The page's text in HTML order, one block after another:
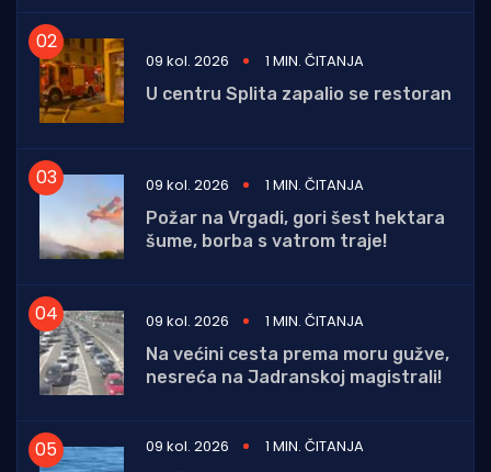
09 kol. 2026
1 MIN. ČITANJA
U centru Splita zapalio se restoran
09 kol. 2026
1 MIN. ČITANJA
Požar na Vrgadi, gori šest hektara
šume, borba s vatrom traje!
09 kol. 2026
1 MIN. ČITANJA
Na većini cesta prema moru gužve,
nesreća na Jadranskoj magistrali!
09 kol. 2026
1 MIN. ČITANJA